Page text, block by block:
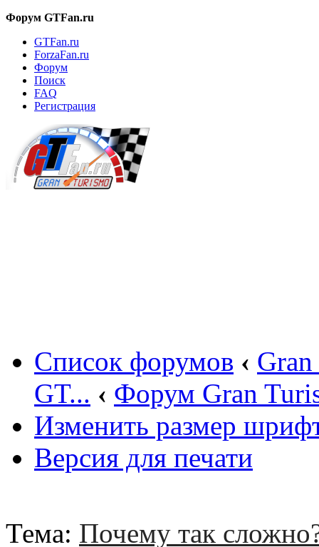
Форум GTFan.ru
GTFan.ru
ForzaFan.ru
Форум
Поиск
FAQ
Регистрация
Список форумов ‹
GT... ‹ Форум Gran
Изменить размер
Версия для печати
Тема: Почему так